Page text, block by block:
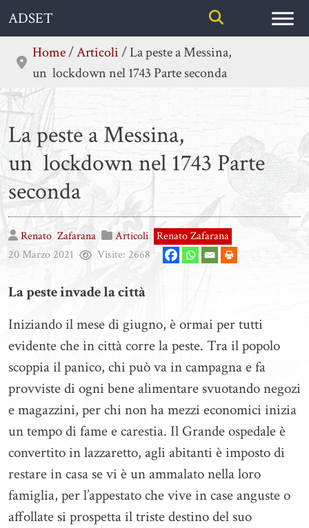
Skip
content
ADSET
Home/Articoli/La peste a Messina,
un lockdown nel 1743 Parte seconda
La peste a Messina,
un lockdown nel 1743 Parte
seconda
Renato Zafarana Articoli Renato Zafarana
20 Marzo 2021
Visite: 2668
La peste invade la città
Iniziando il mese di giugno, è ormai per tutti
evidente che in città corre la peste. Tra il popolo
scoppia il panico, chi può va in campagna e fa
provviste di ogni bene alimentare svuotando negozi
e magazzini, per chi non ha mezzi economici inizia
un tempo di fame e carestia. Il Grande ospedale è
convertito in lazzaretto, agli abitanti è imposto di
restare in casa se vi è un ammalato nella loro
famiglia, per l’appestato che vive in case anguste o
affollate si prospetta il triste destino del suo